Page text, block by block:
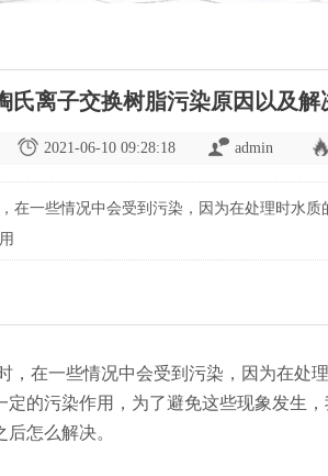
氏离子交换树脂污染原因以及解
2021-06-10 09:28:18 admin
在一些情况中会受到污染，因为在处理时水
，在一些情况中会受到污染，因为在处
的污染作用，为了避免这些现象发生
怎么解决。